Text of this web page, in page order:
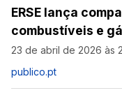
ERSE lança
combustíveis e
23 de abril de 2026 às
publico.pt